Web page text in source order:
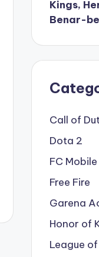
Kings,
Benar-
Call of
Dota 2
FC Mobile
Free Fire
Garena
Honor of
League